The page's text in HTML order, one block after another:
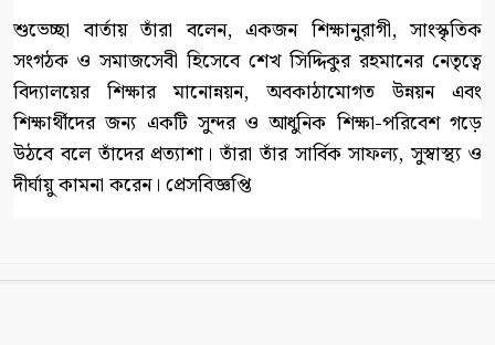
শুভেচ্ছা বার্তায় তাঁরা বলেন, একজন শিক্ষানুরাগী, সাংস্কৃতিক
সংগঠক ও সমাজসেবী হিসেবে শেখ সিদ্দিকুর রহমানের নেতৃত্বে
বিদ্যালয়ের শিক্ষার মানোন্নয়ন, অবকাঠামোগত উন্নয়ন এবং
শিক্ষার্থীদের জন্য একটি সুন্দর ও আধুনিক শিক্ষা-পরিবেশ গড়ে
উঠবে বলে তাঁদের প্রত্যাশা। তাঁরা তাঁর সার্বিক সাফল্য, সুস্বাস্থ্য ও
দীর্ঘায়ু কামনা করেন। প্রেসবিজ্ঞপ্তি